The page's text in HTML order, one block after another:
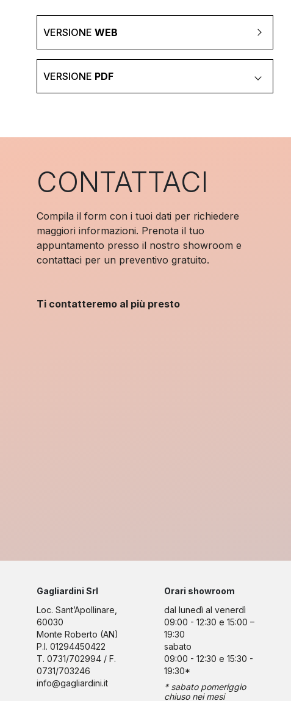
VERSIONE WEB
VERSIONE PDF
CONTATTACI
Compila il form con i tuoi dati per richiedere
maggiori informazioni. Prenota il tuo
appuntamento presso il nostro showroom e
contattaci per un preventivo gratuito.
Ti contatteremo al più presto
Gagliardini Srl
Loc. Sant’Apollinare,
60030
Monte Roberto (AN)
P.I. 01294450422
T. 0731/702994 / F.
0731/703246
info@gagliardini.it
Orari showroom
dal lunedì al venerdì
09:00 - 12:30 e 15:00 –
19:30
sabato
09:00 - 12:30 e 15:30 -
19:30*
* sabato pomeriggio
chiuso nei mesi